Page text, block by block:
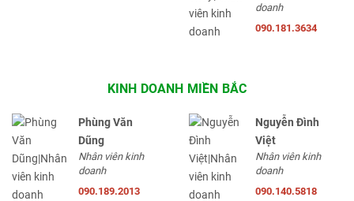
doanh
090.181.3634
KINH DOANH MIỀN BẮC
Phùng Văn
Dũng
Nhân viên kinh
doanh
090.189.2013
Nguyễn Đình
Việt
Nhân viên kinh
doanh
090.140.5818